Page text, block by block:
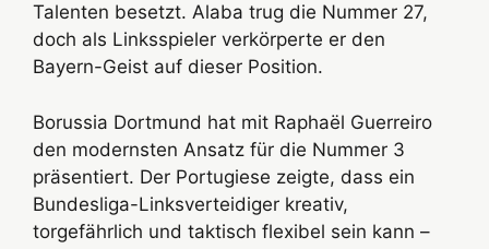
Talenten besetzt. Alaba trug die Nummer 27,
doch als Linksspieler verkörperte er den
Bayern-Geist auf dieser Position.
Borussia Dortmund hat mit Raphaël Guerreiro
den modernsten Ansatz für die Nummer 3
präsentiert. Der Portugiese zeigte, dass ein
Bundesliga-Linksverteidiger kreativ,
torgefährlich und taktisch flexibel sein kann –